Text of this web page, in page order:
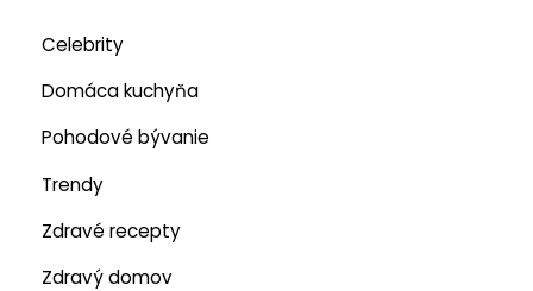
Celebrity
Domáca kuchyňa
Pohodové bývanie
Trendy
Zdravé recepty
Zdravý domov